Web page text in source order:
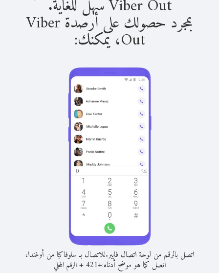
Viber Out سهل للغاية.
بمجرد حصولك على أرصدة Viber
Out، يمكنك:
اتصل بالرقم من لوحة اتصال فايبر.للاتصال بـ سلوفاكيا من أوغندا،
اتصل كما هو موضح أدناه:+
421
+الرقم المحلي